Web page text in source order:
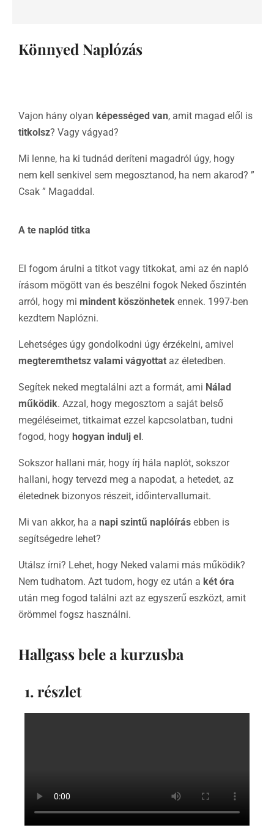
Könnyed Naplózás
Vajon hány olyan képességed van, amit magad elől is
titkolsz? Vagy vágyad?
Mi lenne, ha ki tudnád deríteni magadról úgy, hogy
nem kell senkivel sem megosztanod, ha nem akarod? ”
Csak ” Magaddal.
A te naplód titka
El fogom árulni a titkot vagy titkokat, ami az én napló
írásom mögött van és beszélni fogok Neked őszintén
arról, hogy mi mindent köszönhetek ennek. 1997-ben
kezdtem Naplózni.
Lehetséges úgy gondolkodni úgy érzékelni, amivel
megteremthetsz valami vágyottat az életedben.
Segítek neked megtalálni azt a formát, ami Nálad
működik. Azzal, hogy megosztom a saját belső
megéléseimet, titkaimat ezzel kapcsolatban, tudni
fogod, hogy hogyan indulj el.
Sokszor hallani már, hogy írj hála naplót, sokszor
hallani, hogy tervezd meg a napodat, a hetedet, az
életednek bizonyos részeit, időintervallumait.
Mi van akkor, ha a napi szintű naplóírás ebben is
segítségedre lehet?
Utálsz írni? Lehet, hogy Neked valami más működik?
Nem tudhatom. Azt tudom, hogy ez után a két óra
után meg fogod találni azt az egyszerű eszközt, amit
örömmel fogsz használni.
Hallgass bele a kurzusba
1. részlet